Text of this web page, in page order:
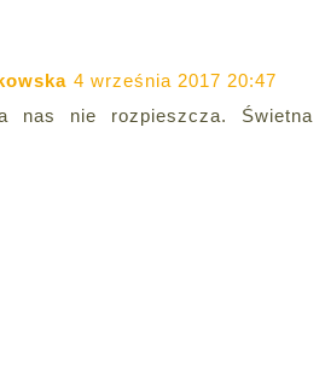
4 września 2017 20:47
nas nie rozpieszcza. Świetna